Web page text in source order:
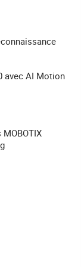
avec AI Motion